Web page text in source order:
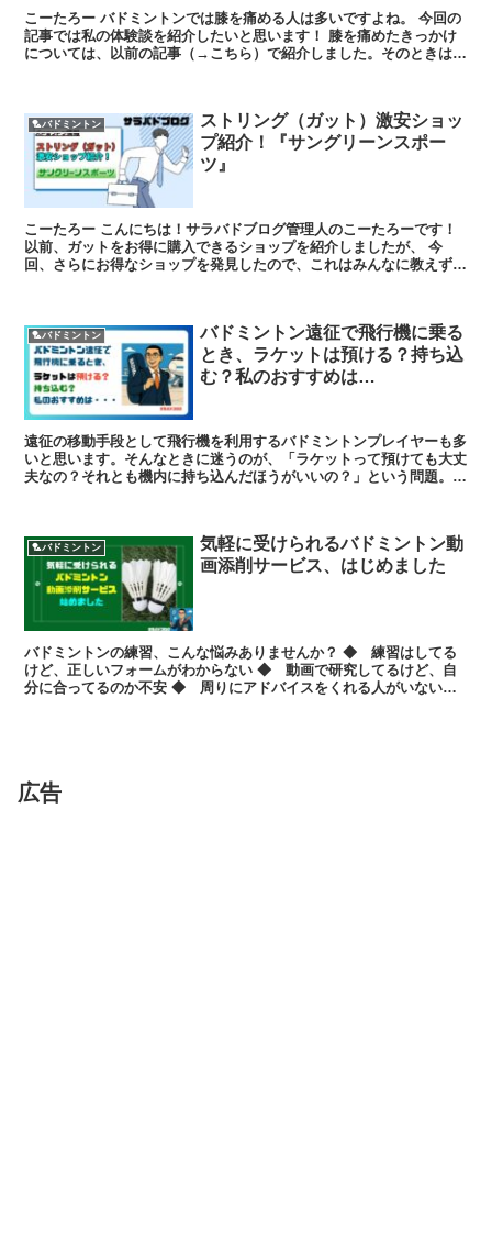
こーたろー バドミントンでは膝を痛める人は多いですよね。 今回の
記事では私の体験談を紹介したいと思います！ 膝を痛めたきっかけ
については、以前の記事（→こちら）で紹介しました。そのときは
🏸バドミントン
ストリング（ガット）激安ショッ
プ紹介！『サングリーンスポー
ツ』
こーたろー こんにちは！サラバドブログ管理人のこーたろーです！
以前、ガットをお得に購入できるショップを紹介しましたが、 今
回、さらにお得なショップを発見したので、これはみんなに教えずに
🏸バドミントン
バドミントン遠征で飛行機に乗る
とき、ラケットは預ける？持ち込
む？私のおすすめは…
遠征の移動手段として飛行機を利用するバドミントンプレイヤーも多
いと思います。そんなときに迷うのが、「ラケットって預けても大丈
夫なの？それとも機内に持ち込んだほうがいいの？」という問題。
🏸バドミントン
気軽に受けられるバドミントン動
画添削サービス、はじめました
バドミントンの練習、こんな悩みありませんか？ ◆ 練習はしてる
けど、正しいフォームがわからない ◆ 動画で研究してるけど、自
分に合ってるのか不安 ◆ 周りにアドバイスをくれる人がいない
広告